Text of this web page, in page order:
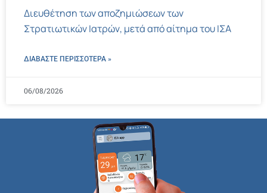
Διευθέτηση των αποζημιώσεων των
Στρατιωτικών Ιατρών, μετά από αίτημα του ΙΣΑ
ΔΙΑΒΑΣΤΕ ΠΕΡΙΣΣΌΤΕΡΑ »
06/08/2026